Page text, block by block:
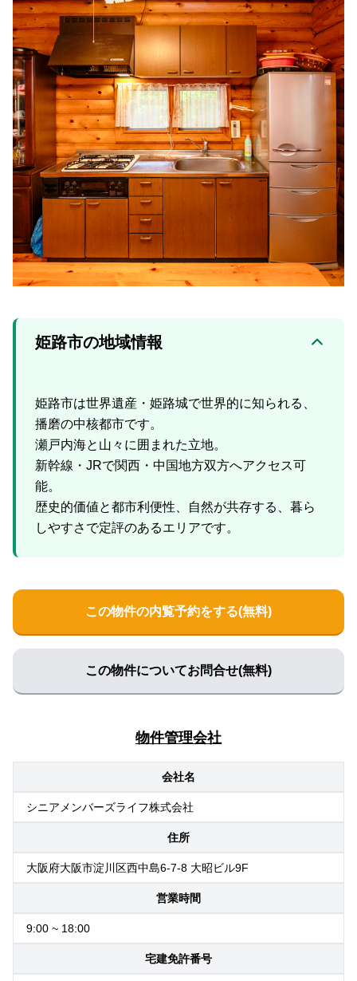
姫路市の地域情報
姫路市は世界遺産・姫路城で世界的に知られる、
播磨の中核都市です。
瀬戸内海と山々に囲まれた立地。
新幹線・JRで関西・中国地方双方へアクセス可
能。
歴史的価値と都市利便性、自然が共存する、暮ら
この物件の内覧予約をする(無料)
この物件についてお問合せ(無料)
物件管理会社
会社名
シニアメンバーズライフ株式会社
住所
大阪府大阪市淀川区西中島6-7-8 大昭ビル9F
営業時間
9:00 ~ 18:00
宅建免許番号